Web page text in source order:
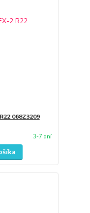
068Z3209
3-7 dní